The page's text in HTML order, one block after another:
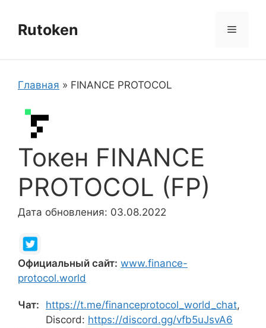
содержимому
Rutoken Меню
Главная » FINANCE PROTOCOL
Токен FINANCE
PROTOCOL (FP)
Дата обновления: 03.08.2022
Официальный сайт: www.finance-
protocol.world
Чат: https://t.me/financeprotocol_world_chat,
Discord: https://discord.gg/vfb5uJsvA6